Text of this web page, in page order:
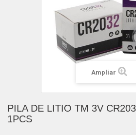
Ampliar
PILA DE LITIO TM 3V
1PCS